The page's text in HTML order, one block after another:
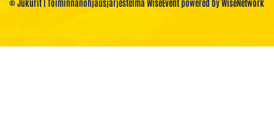
© Jukurit | Toiminnanohjausjärjestelmä WiseEvent powered byWiseNetwork